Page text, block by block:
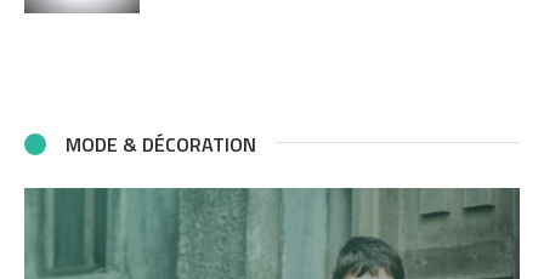
MODE & DÉCORATION